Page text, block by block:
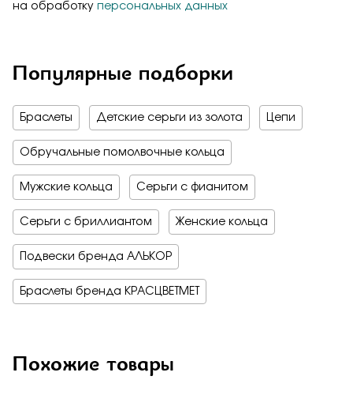
на обработку персональных данных
Популярные подборки
Браслеты Детские серьги из золота Цепи
Обручальные помолвочные кольца
Мужские кольца Серьги с фианитом
Серьги с бриллиантом Женские кольца
Подвески бренда АЛЬКОР
Браслеты бренда КРАСЦВЕТМЕТ
Похожие товары